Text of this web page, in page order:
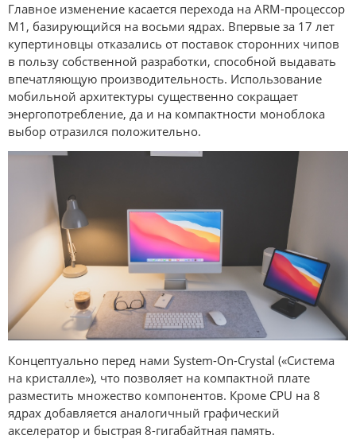
Главное изменение касается перехода на ARM-процессор
M1, базирующийся на восьми ядрах. Впервые за 17 лет
купертиновцы отказались от поставок сторонних чипов
в пользу собственной разработки, способной выдавать
впечатляющую производительность. Использование
мобильной архитектуры существенно сокращает
энергопотребление, да и на компактности моноблока
выбор отразился положительно.
Концептуально перед нами System-On-Crystal («Система
на кристалле»), что позволяет на компактной плате
разместить множество компонентов. Кроме CPU на 8
ядрах добавляется аналогичный графический
акселератор и быстрая 8-гигабайтная память.